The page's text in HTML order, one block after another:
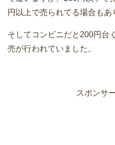
円以上で売られてる場合もあ
そしてコンビニだと200円台
売が行われていました。
スポンサ